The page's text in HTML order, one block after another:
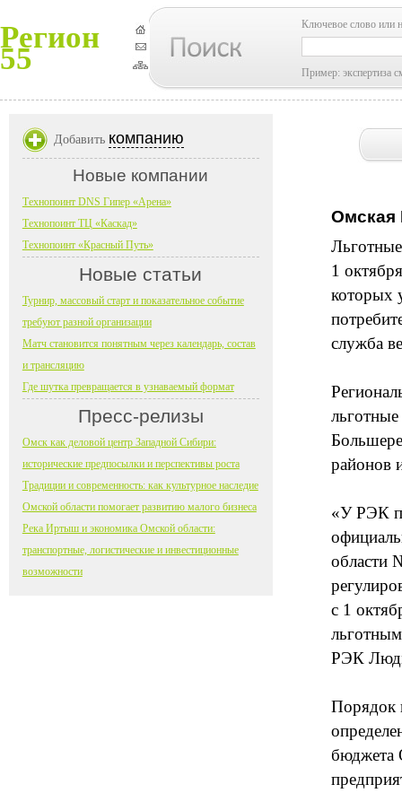
Регион
55
Ключевое слово или
Пример: экспертиза
Омская
1
которых
служба
районов
«У РЭК
области
с 1
РЭК
Порядок
бюджета
Добавить компанию
Новые компании
Технопоинт DNS Гипер «Арена»
Технопоинт ТЦ «Каскад»
Технопоинт «Красный Путь»
Новые статьи
Турнир, массовый старт и показательное событие
требуют разной организации
Матч становится понятным через календарь, состав
и трансляцию
Где шутка превращается в узнаваемый формат
Пресс-релизы
Омск как деловой центр Западной Сибири:
исторические предпосылки и перспективы роста
Традиции и современность: как культурное наследие
Омской области помогает развитию малого бизнеса
Река Иртыш и экономика Омской области:
транспортные, логистические и инвестиционные
возможности